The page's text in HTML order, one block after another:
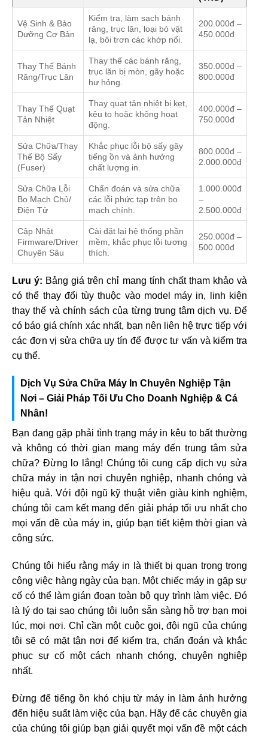
Vệ Sinh & Bảo
Dưỡng Cơ Bản
Kiểm tra, làm sạch bánh
răng, trục lăn, loại bỏ vật
lạ, bôi trơn các khớp nối.
200.000đ –
450.000đ
Thay Thế Bánh
Răng/Trục Lăn
Thay thế các bánh răng,
trục lăn bị mòn, gãy hoặc
hư hỏng.
350.000đ –
800.000đ
Thay Thế Quạt
Tản Nhiệt
Thay quạt tản nhiệt bị kẹt,
kêu to hoặc không hoạt
động.
400.000đ –
750.000đ
Sửa Chữa/Thay
Thế Bộ Sấy
(Fuser)
Khắc phục lỗi bộ sấy gây
tiếng ồn và ảnh hưởng
chất lượng in.
800.000đ –
2.000.000đ
Sửa Chữa Lỗi
Bo Mạch Chủ/
Điện Tử
Chẩn đoán và sửa chữa
các lỗi phức tạp trên bo
mạch chính.
1.000.000đ
–
2.500.000đ
Cập Nhật
Firmware/Driver
Chuyên Sâu
Cài đặt lại hệ thống phần
mềm, khắc phục lỗi tương
thích.
250.000đ –
500.000đ
Lưu ý: Bảng giá trên chỉ mang tính chất tham khảo và
có thể thay đổi tùy thuộc vào model máy in, linh kiện
thay thế và chính sách của từng trung tâm dịch vụ. Để
có báo giá chính xác nhất, bạn nên liên hệ trực tiếp với
các đơn vị sửa chữa uy tín để được tư vấn và kiểm tra
cụ thể.
Dịch Vụ Sửa Chữa Máy In Chuyên Nghiệp Tận
Nơi – Giải Pháp Tối Ưu Cho Doanh Nghiệp & Cá
Nhân!
Bạn đang gặp phải tình trạng máy in kêu to bất thường
và không có thời gian mang máy đến trung tâm sửa
chữa? Đừng lo lắng! Chúng tôi cung cấp dịch vụ sửa
chữa máy in tận nơi chuyên nghiệp, nhanh chóng và
hiệu quả. Với đội ngũ kỹ thuật viên giàu kinh nghiệm,
chúng tôi cam kết mang đến giải pháp tối ưu nhất cho
mọi vấn đề của máy in, giúp bạn tiết kiệm thời gian và
công sức.
Chúng tôi hiểu rằng máy in là thiết bị quan trọng trong
công việc hàng ngày của bạn. Một chiếc máy in gặp sự
cố có thể làm gián đoạn toàn bộ quy trình làm việc. Đó
là lý do tại sao chúng tôi luôn sẵn sàng hỗ trợ bạn mọi
lúc, mọi nơi. Chỉ cần một cuộc gọi, đội ngũ của chúng
tôi sẽ có mặt tận nơi để kiểm tra, chẩn đoán và khắc
phục sự cố một cách nhanh chóng, chuyên nghiệp
nhất.
Đừng để tiếng ồn khó chịu từ máy in làm ảnh hưởng
đến hiệu suất làm việc của bạn. Hãy để các chuyên gia
của chúng tôi giúp bạn giải quyết mọi vấn đề một cách